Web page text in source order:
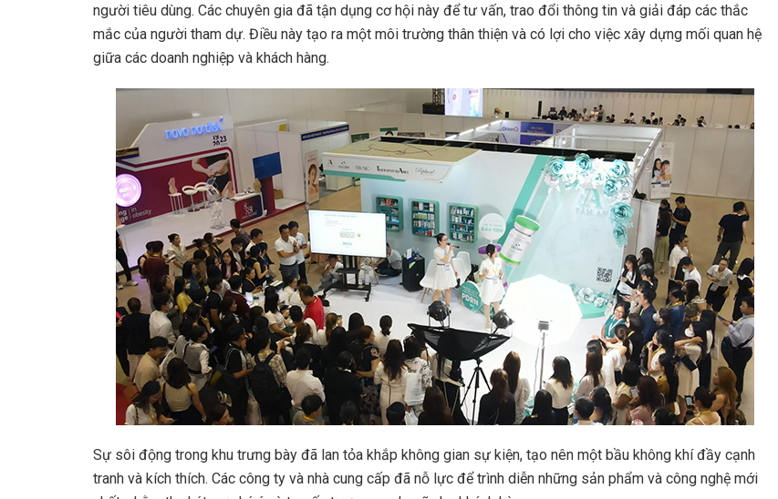
người tiêu dùng. Các chuyên gia đã tận dụng cơ hội này để tư vấn, trao đổi thông tin và giải đáp các thắc
mắc của người tham dự. Điều này tạo ra một môi trường thân thiện và có lợi cho việc xây dựng mối quan hệ
giữa các doanh nghiệp và khách hàng.
Sự sôi động trong khu trưng bày đã lan tỏa khắp không gian sự kiện, tạo nên một bầu không khí đầy cạnh
tranh và kích thích. Các công ty và nhà cung cấp đã nỗ lực để trình diễn những sản phẩm và công nghệ mới